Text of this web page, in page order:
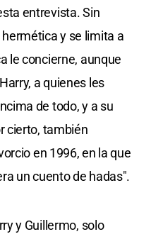
entrevista. Sin
y se limita a
le concierne, aunque
a quienes les
de todo, y a su
cierto, también
en 1996, en la que
un cuento de hadas".
y Guillermo, solo